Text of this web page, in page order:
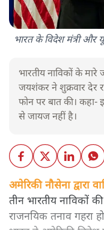
भारत के विदेश मंत्री और
भारतीय नाविकों के मारे
जयशंकर ने शुक्रवार देर
फोन पर बात की। कहा-
से जायज नहीं है।
अमेरिकी नौसेना द्वारा
तीन भारतीय नाविकों
राजनयिक तनाव गहरा